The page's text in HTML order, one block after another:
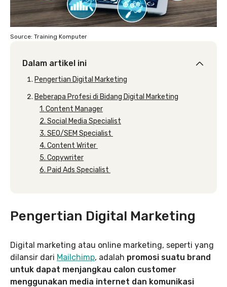
Source: Training Komputer
Dalam artikel ini
Pengertian Digital Marketing
Beberapa Profesi di Bidang Digital Marketing
1. Content Manager
2. Social Media Specialist
3. SEO/SEM Specialist
4. Content Writer
5. Copywriter
6. Paid Ads Specialist
Pengertian Digital Marketing
Digital marketing atau online marketing, seperti yang
dilansir dari Mailchimp, adalah promosi suatu brand
untuk dapat menjangkau calon customer
menggunakan media internet dan komunikasi